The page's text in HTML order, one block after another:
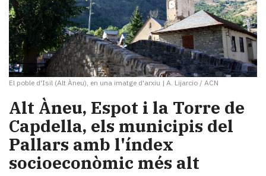
El poble d'Isil (Alt Àneu), en una imatge d'arxiu | A. Lijarcio / ACN
Alt Àneu, Espot i la Torre de
Capdella, els municipis del
Pallars amb l'índex
socioeconòmic més alt